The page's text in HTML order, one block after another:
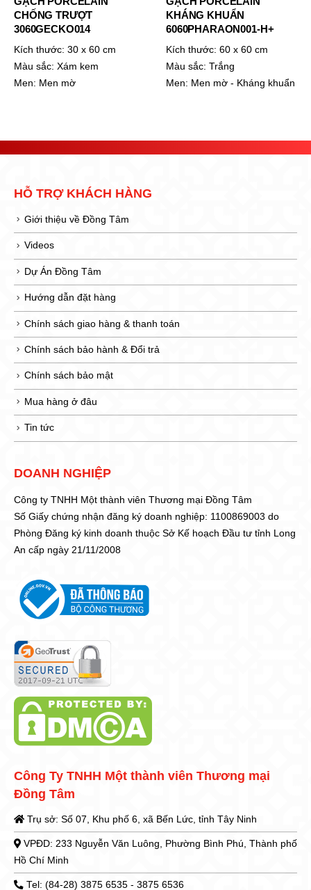
CHỐNG TRƯỢT
3060GECKO014
Kích thước: 30 x 60 cm
Màu sắc: Xám kem
Men: Men mờ
KHÁNG KHUẨN
6060PHARAON001-H+
Kích thước: 60 x 60 cm
Màu sắc: Trắng
Men: Men mờ - Kháng khuẩn
HỖ TRỢ KHÁCH HÀNG
Giới thiệu về Đồng Tâm
Videos
Dự Án Đồng Tâm
Hướng dẫn đặt hàng
Chính sách giao hàng & thanh toán
Chính sách bảo hành & Đổi trả
Chính sách bảo mật
Mua hàng ở đâu
Tin tức
DOANH NGHIỆP
Công ty TNHH Một thành viên Thương mại Đồng Tâm
Số Giấy chứng nhận đăng ký doanh nghiệp: 1100869003 do
Phòng Đăng ký kinh doanh thuộc Sở Kế hoạch Đầu tư tỉnh Long
An cấp ngày 21/11/2008
Công Ty TNHH Một thành viên Thương mại
Đồng Tâm
Trụ sở: Số 07, Khu phố 6, xã Bến Lức, tỉnh Tây Ninh
VPĐD: 233 Nguyễn Văn Luông, Phường Bình Phú, Thành phố
Hồ Chí Minh
Tel: (84-28) 3875 6535 - 3875 6536